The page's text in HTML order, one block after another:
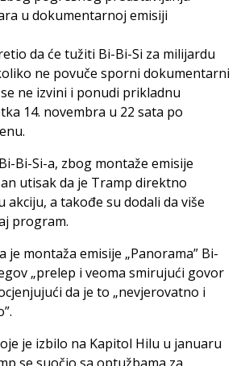
u dokumentarnoj emisiji
da će tužiti Bi-Bi-Si za milijardu
ne povuče sporni dokumentarni
ne izvini i ponudi prikladnu
14. novembra u 22 sata po
Bi-Si-a, zbog montaže emisije
utisak da je Tramp direktno
akciju, a takođe su dodali da više
program.
je montaža emisije „Panorama” Bi-
„prelep i veoma smirujući govor
da je to „nevjerovatno i
je izbilo na Kapitol Hilu u januaru
se suočio sa optužbama za